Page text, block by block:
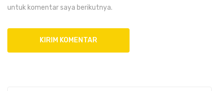
untuk komentar saya berikutnya.